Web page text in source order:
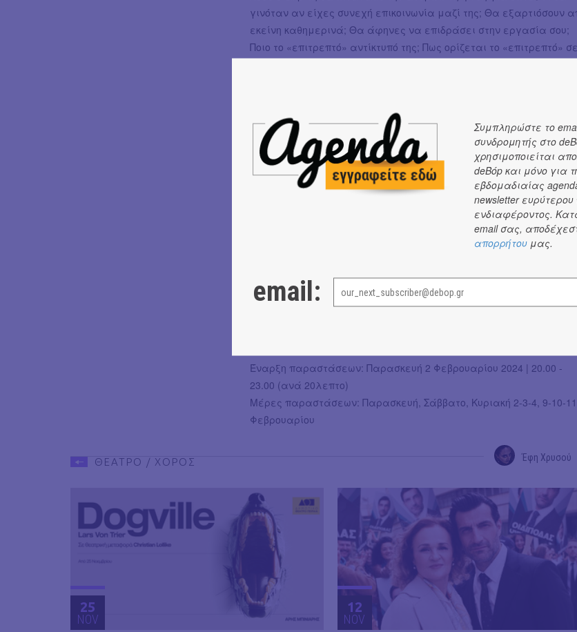
γινόταν αν είχες συνεχή επικοινωνία μαζί της; Θα εξαρτιόσουν
εκείνη καθημερινά; Θα άφηνες να επιδράσει στην εργασία σου;
Ποιο το «επιτρεπτό» αντίκτυπό της; Πως ορίζεται το «επιτρεπτό» σε
αυτοκαθοδηγούμενη μορφή του και την διάδραση με τους
υφαίνει την εμπειρία κάθε θεατ@, σε μια ιδιαίτερη
προσωποποιημένη εμπειρία. Η παράσταση γίνεται με ομάδες/
κυψέλες 3 ατόμων, και έχει διάρκεια θέασης 55 λεπτών.
Παρουσιάζεται διαδοχικά σε τρεις διαμορφωμένους σκηνικούς
χώρους. Η είσοδος κάθε ομάδας θεατών γίνεται ανά 20 λεπτά. Οι
θεατές χρειάζεται να φέρουν ένα φορτισμένο κινητό ή τάμπλετ
ακουστικά. Συνιστώνται μεγάλα ακουστικά (over-ear) αν υπάρχουν.
Σύλληψη - Συντονισμός: Γιώργος Στυλ
Σκηνογράφος - Ενδυματολόγος: Θεοδώρα Σουμαλεύρη
Έναρξη παραστάσεων: Παρασκευή 2 Φεβρουαρίου 2024 | 20.00 -
23.00 (ανά 20λεπτο)
Μέρες παραστάσεων: Παρασκευή, Σάββατο, Κυριακή 2-3-4, 9-10-11
Φεβρουαρίου
Έφη Χρυσού
ΘΕΑΤΡΟ / ΧΟΡΟΣ
25
NOV
12
NOV
Συμπληρώστε το
συνδρομητής στο
χρησιμοποιείται
deBόp και μόνο για
εβδομαδιαίας
newsletter ευρύτερου
ενδιαφέροντος.
email σας,
απορρήτου μας.
email: